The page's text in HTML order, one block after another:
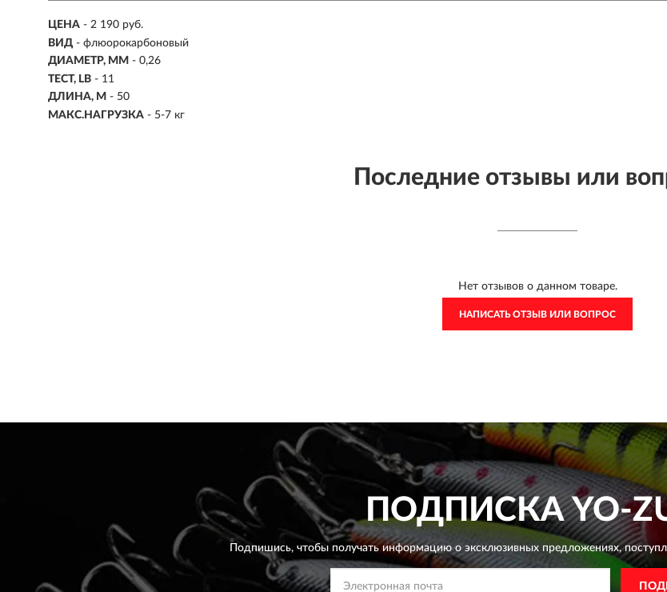
ЦЕНА - 2 190 руб.
ВИД - флюорокарбоновый
ДИАМЕТР, ММ - 0,26
ТЕСТ, LB - 11
ДЛИНА, М - 50
МАКС.НАГРУЗКА - 5-7 кг
Последние отзывы или
Нет отзывов о данном товаре.
НАПИСАТЬ ОТЗЫВ ИЛИ ВОПРОС
ПОДПИСКАYO-
Подпишись, чтобы получать информацию о эксклюзивных предложениях,